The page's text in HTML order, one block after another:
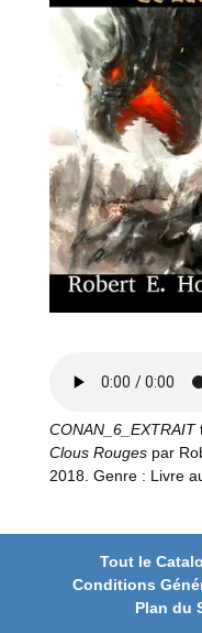
CONAN_6_EXTRAIT
Clous Rougespar
2018. Genre : Livre
Tout le
Conditions
Plan du